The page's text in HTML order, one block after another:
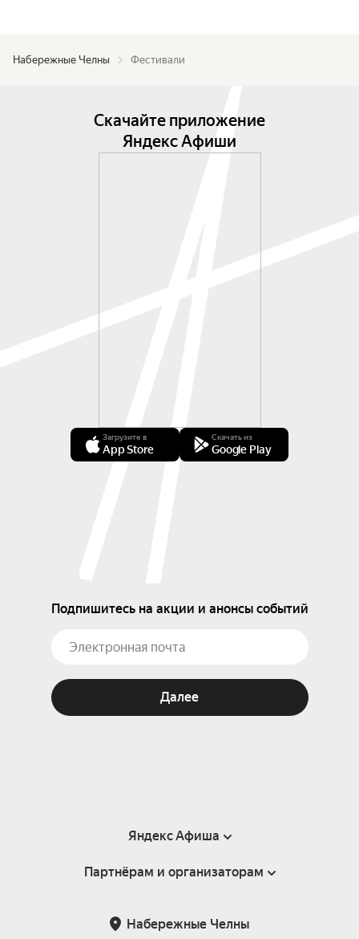
Набережные Челны Фестивали
Скачайте приложение
Яндекс Афиши
Загрузите в
App Store
Скачать из
Google Play
Подпишитесь на акции и анонсы событий
Далее
Яндекс Афиша
Справка
Подарочные сертификаты
Партнёрам и организаторам
Набережные Челны